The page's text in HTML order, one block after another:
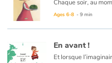
Ages 6-8 - 9 min
En avant !